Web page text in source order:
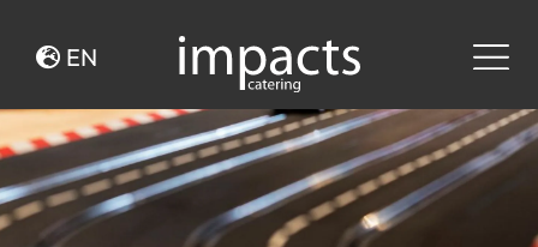
Inhalt
EN